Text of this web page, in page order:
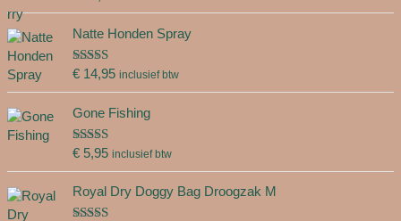
Natte Honden Spray
Gewaardeer
€14,95 inclusief btw
Gone Fishing
Gewaardeer
€5,95 inclusief btw
Royal Dry Doggy Bag Droogzak M